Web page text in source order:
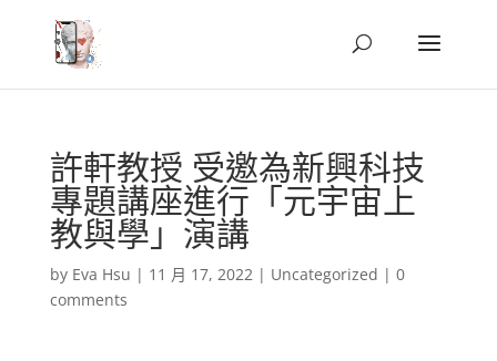
許軒教授 受邀為新興科技
專題講座進行「元宇宙上
教與學」演講
by Eva Hsu | 11 月 17, 2022| Uncategorized | 0
comments